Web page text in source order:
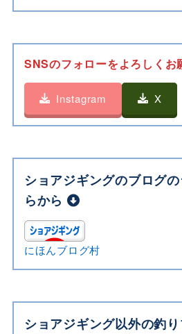
SNSのフォローをよろしくお
Instagram X
ショアジギングのブログ
らから
にほんブログ村
ショアジギング以外の釣